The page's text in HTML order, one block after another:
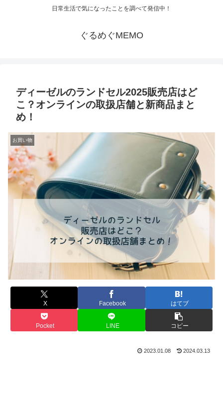
日常生活で気になったことを調べて発信中！
ぐるめぐMEMO
ディーゼルのランドセル2025販売店はど
こ？オンラインの取扱店舗と新商品まと
め！
お買い物
X Facebook はてブ
Pocket LINE コピー
2023.01.08 2024.03.13